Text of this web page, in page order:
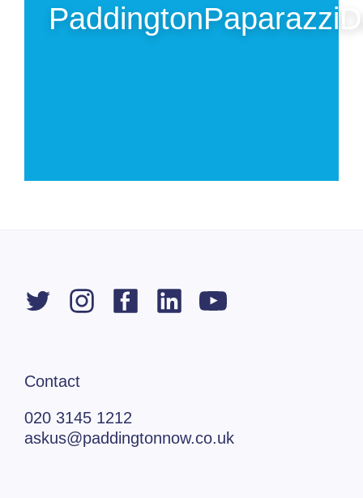
Contact
020 3145 1212
askus@paddingtonnow.co.uk